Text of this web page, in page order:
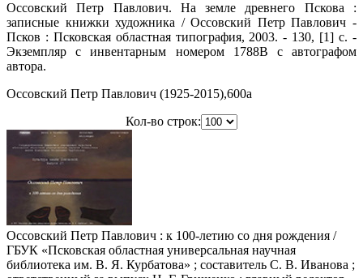
Оссовский Петр Павлович. На земле древнего Пскова :
записные книжки художника / Оссовский Петр Павлович -
Псков : Псковская областная типография, 2003. - 130, [1] с. -
Экземпляр с инвентарным номером 1788B с автографом
автора.
Оссовский Петр Павлович (1925-2015),600a
Кол-во строк:
Оссовский Петр Павлович : к 100-летию со дня рождения /
ГБУК «Псковская областная универсальная научная
библиотека им. В. Я. Курбатова» ; составитель С. В. Иванова ;